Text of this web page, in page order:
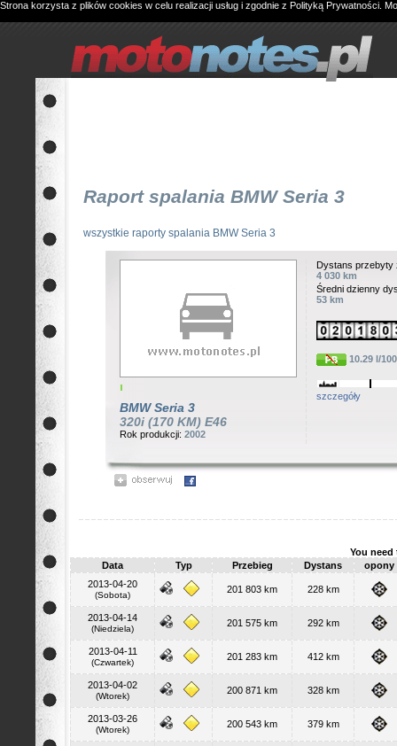
Strona korzysta z plików cookies w celu realizacji usług i zgodnie z Polityką Prywatności .
Raport spalania BMW Seria 3
wszystkie raporty spalania BMW Seria 3
BMW Seria 3
320i (170 KM) E46
Rok produkcji: 2002
Dystans przebyty
4 030 km
Średni dzienny
53 km
10.29 l/
szczegóły
You need
Data
Typ Przebieg Dystans
opony
2013-04-20
(Sobota)
201 803 km 228 km
2013-04-14
(Niedziela)
201 575 km 292 km
2013-04-11
(Czwartek)
201 283 km 412 km
2013-04-02
(Wtorek)
200 871 km 328 km
2013-03-26
(Wtorek)
200 543 km 379 km